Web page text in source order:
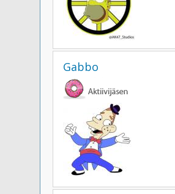
Gabbo